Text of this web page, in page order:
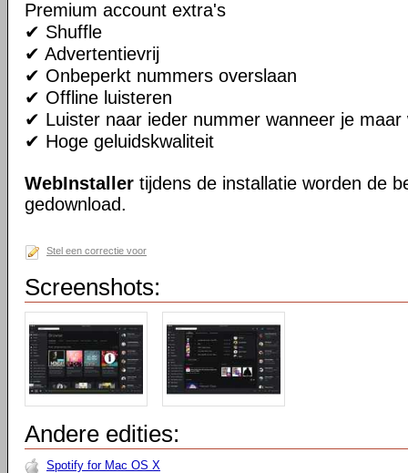
Premium account extra's
✔ Shuffle
✔ Advertentievrij
✔ Onbeperkt nummers overslaan
✔ Offline luisteren
✔ Luister naar ieder nummer wanneer je maar
✔ Hoge geluidskwaliteit
WebInstaller tijdens de installatie worden de
gedownload.
Stel een correctie voor
Screenshots:
Andere edities:
Spotify for Mac OS X